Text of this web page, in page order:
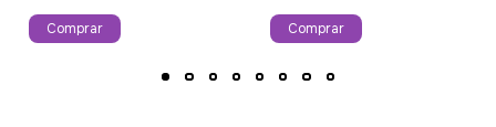
Comprar Comprar